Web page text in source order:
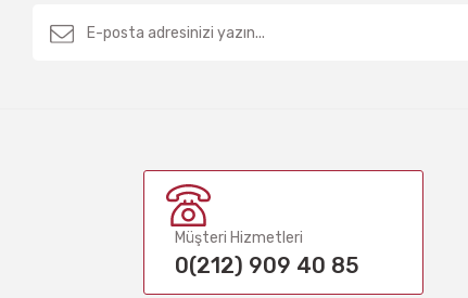
Müşteri Hizmetleri
0(212) 909 40 85